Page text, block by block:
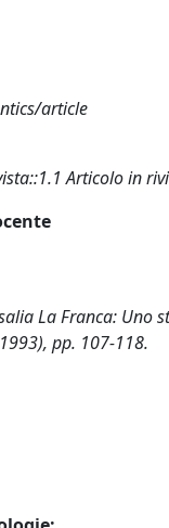
article
Articolo in
La Franca: Uno
pp. 107-118.